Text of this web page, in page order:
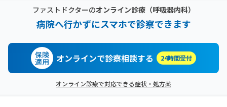
ファストドクターのオンライン診療（呼吸器内科）
病院へ行かずにスマホで診察できます
保険
適用 オンラインで診察相談する 24時間受付
オンライン診療で対応できる症状・処方薬